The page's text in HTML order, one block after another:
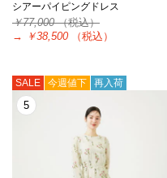
シアーパイピングドレス
￥77,000（税込）
→
￥38,500 （税込）
SALE 今週値下 再入荷
5